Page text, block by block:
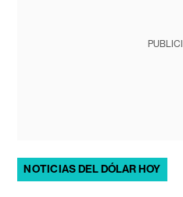
NOTICIAS DEL DÓLAR HOY